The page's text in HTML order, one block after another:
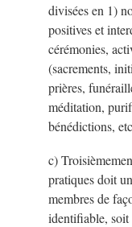
divisées en 1)
positives et
cérémonies,
(sacrements,
prières,
méditation,
bénédictions,
c)
pratiques doit
membres de
identifiable, soit